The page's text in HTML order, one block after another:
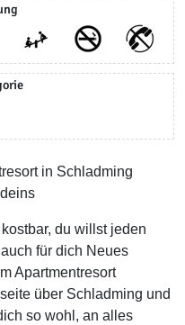
in Schladming
du willst jeden
für dich Neues
Apartmentresort
über Schladming und
so wohl, an alles